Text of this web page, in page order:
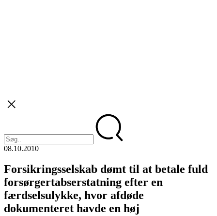
08.10.2010
Forsikringsselskab dømt til at betale fuld
forsørgertabserstatning efter en
færdselsulykke, hvor afdøde
dokumenteret havde en høj